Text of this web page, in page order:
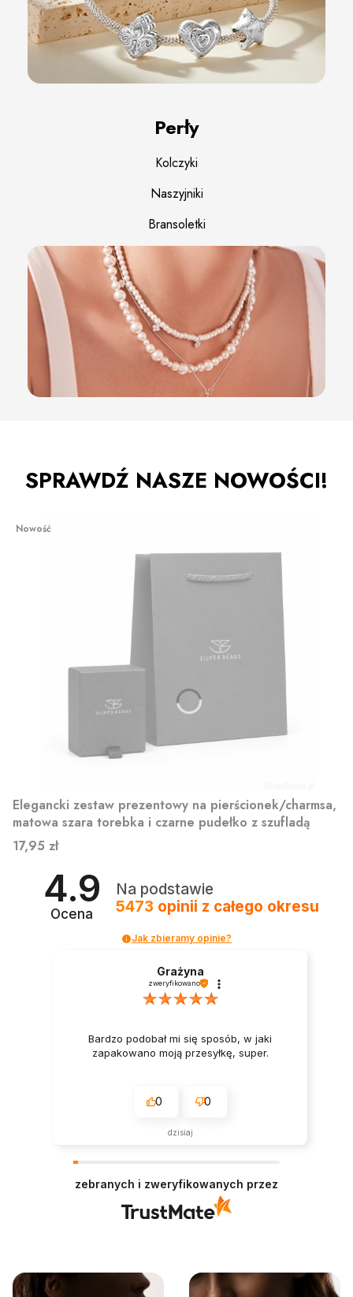
Perły
Kolczyki
Naszyjniki
Bransoletki
SPRAWDŹ NASZE NOWOŚCI!
Nowość
Elegancki zestaw prezentowy na pierścionek/charmsa,
matowa szara torebka i czarne pudełko z szufladą
Cena
17,95 zł
4.9
Ocena
Na podstawie
5473 opinii z całego okresu
Jak zbieramy opinie?
Grażyna
zweryfikowano
Bardzo podobał mi się sposób, w jaki
zapakowano moją przesyłkę, super.
0 0
dzisiaj
zebranych i zweryfikowanych przez